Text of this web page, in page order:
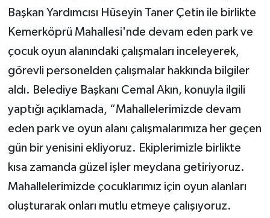
Başkan Yardımcısı Hüseyin Taner Çetin ile birlikte
Kemerköprü Mahallesi'nde devam eden park ve
çocuk oyun alanındaki çalışmaları inceleyerek,
görevli personelden çalışmalar hakkında bilgiler
aldı. Belediye Başkanı Cemal Akın, konuyla ilgili
yaptığı açıklamada, “Mahallelerimizde devam
eden park ve oyun alanı çalışmalarımıza her geçen
gün bir yenisini ekliyoruz. Ekiplerimizle birlikte
kısa zamanda güzel işler meydana getiriyoruz.
Mahallelerimizde çocuklarımız için oyun alanları
oluşturarak onları mutlu etmeye çalışıyoruz.